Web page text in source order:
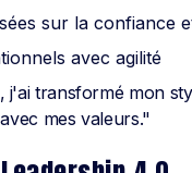
sur la confiance
avec agilité
j'ai transformé mon
mes valeurs."